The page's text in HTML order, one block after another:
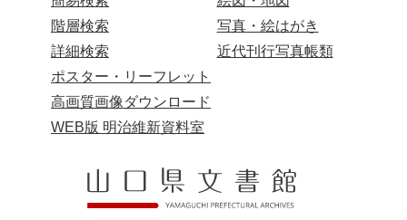
階層検索
詳細検索
写真・絵はがき
近代刊行写真帳類
ポスター・リーフレット
高画質画像ダウンロード
WEB版 明治維新資料室